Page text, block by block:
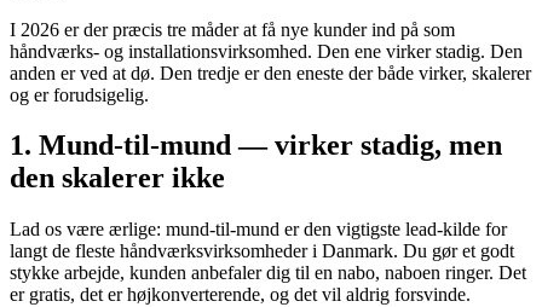
I 2026 er der præcis tre måder at få nye kunder ind på som
håndværks- og installationsvirksomhed. Den ene virker stadig. Den
anden er ved at dø. Den tredje er den eneste der både virker, skalerer
og er forudsigelig.
1. Mund-til-mund — virker stadig, men
den skalerer ikke
Lad os være ærlige: mund-til-mund er den vigtigste lead-kilde for
langt de fleste håndværksvirksomheder i Danmark. Du gør et godt
stykke arbejde, kunden anbefaler dig til en nabo, naboen ringer. Det
er gratis, det er højkonverterende, og det vil aldrig forsvinde.